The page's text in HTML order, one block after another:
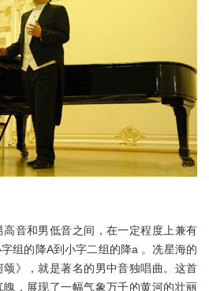
音和男低音之间，在一定程度上兼有
组的降A到小字二组的降a 。冼星海的
颂》，就是著名的男中音独唱曲。这首
，展现了一幅气象万千的黄河的壮丽